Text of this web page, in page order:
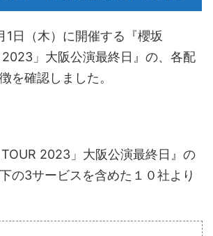
1日（木）に開催する『櫻坂
」大阪公演最終日』の、各配
を確認しました。
2023」大阪公演最終日』の
の3サービスを含めた１０社より